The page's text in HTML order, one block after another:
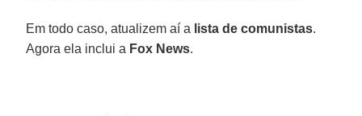
Em todo caso, atualizem aí a lista de comunistas.
Agora ela inclui a Fox News.